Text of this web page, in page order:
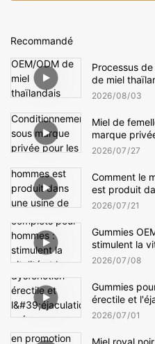
Recommandé
Processus
de miel
masculine
2026 08 03
Miel de
marque
l'exportation
2026 07 27
Comment le
est produit
d'amélioration
2026 07 21
Gummies
stimulent la
sexuelles
2026 07 08
Gummies
érectile et
OEM/ODM
2026 07 01
Miel royal